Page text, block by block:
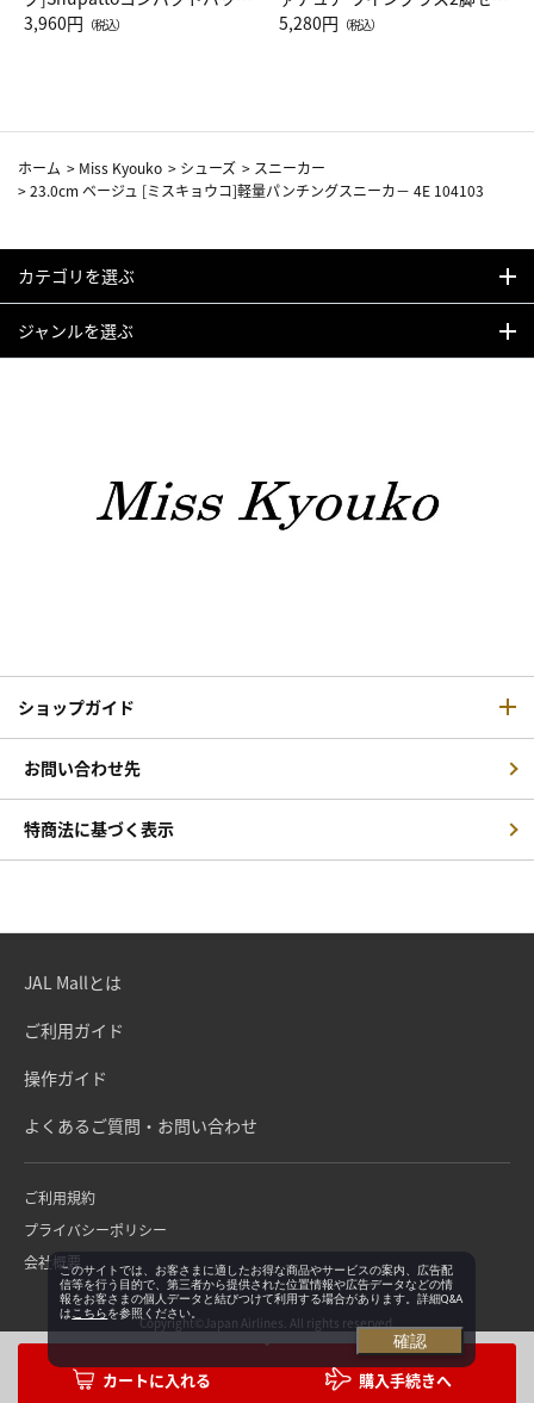
購入手続きへ
Drop JAL客室乗務員（LC）ス
3,960円 （税込）
ト（レッドワイン）
5,280円 （税込）
ホーム > Miss Kyouko > シューズ > スニーカー
>23.0cm ベージュ [ミスキョウコ]軽量パンチングスニーカ－ 4E 104103
カテゴリを選ぶ
ジャンルを選ぶ
ショップガイド
お問い合わせ先
特商法に基づく表示
JAL Mallとは
ご利用ガイド
操作ガイド
よくあるご質問・お問い合わせ
ご利用規約
プライバシーポリシー
会社概要
Copyright©Japan Airlines. All rights reserved.
このサイトでは、お客さまに適したお得な商品やサービスの案内、広告配
信等を行う目的で、第三者から提供された位置情報や広告データなどの情
報をお客さまの個人データと結びつけて利用する場合があります。詳細Q&A
は こちらを参照ください。
確認